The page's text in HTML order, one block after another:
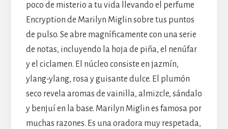
poco de misterio a tu vida llevando el perfume
Encryption de Marilyn Miglin sobre tus puntos
de pulso. Se abre magníficamente con una serie
de notas, incluyendo la hoja de piña, el nenúfar
y el ciclamen. El núcleo consiste en jazmín,
ylang-ylang, rosa y guisante dulce. El plumón
seco revela aromas de vainilla, almizcle, sándalo
y benjuí en la base. Marilyn Miglin es famosa por
muchas razones. Es una oradora muy respetada,